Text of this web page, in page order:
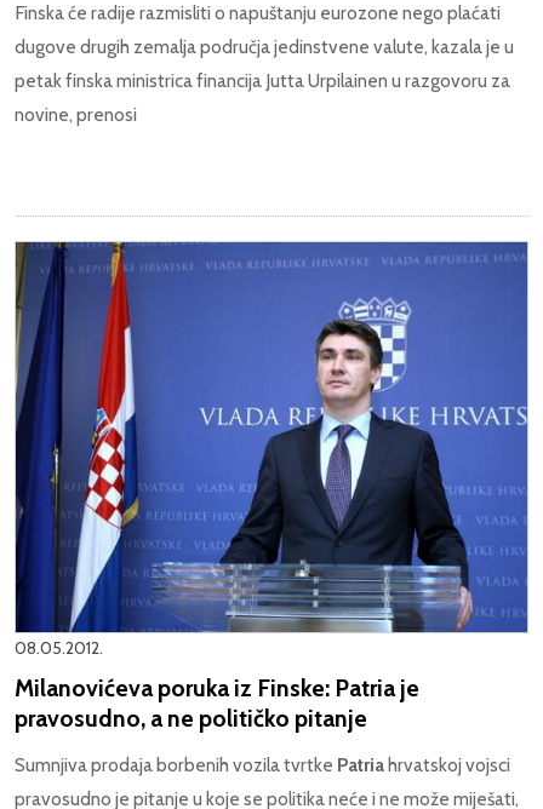
Finska će radije razmisliti o napuštanju eurozone nego plaćati
dugove drugih zemalja područja jedinstvene valute, kazala je u
petak finska ministrica financija Jutta Urpilainen u razgovoru za
novine, prenosi
08.05.2012.
Milanovićeva poruka iz Finske: Patria je
pravosudno, a ne političko pitanje
Sumnjiva prodaja borbenih vozila tvrtke Patriahrvatskoj vojsci
pravosudno je pitanje u koje se politika neće i ne može miješati,